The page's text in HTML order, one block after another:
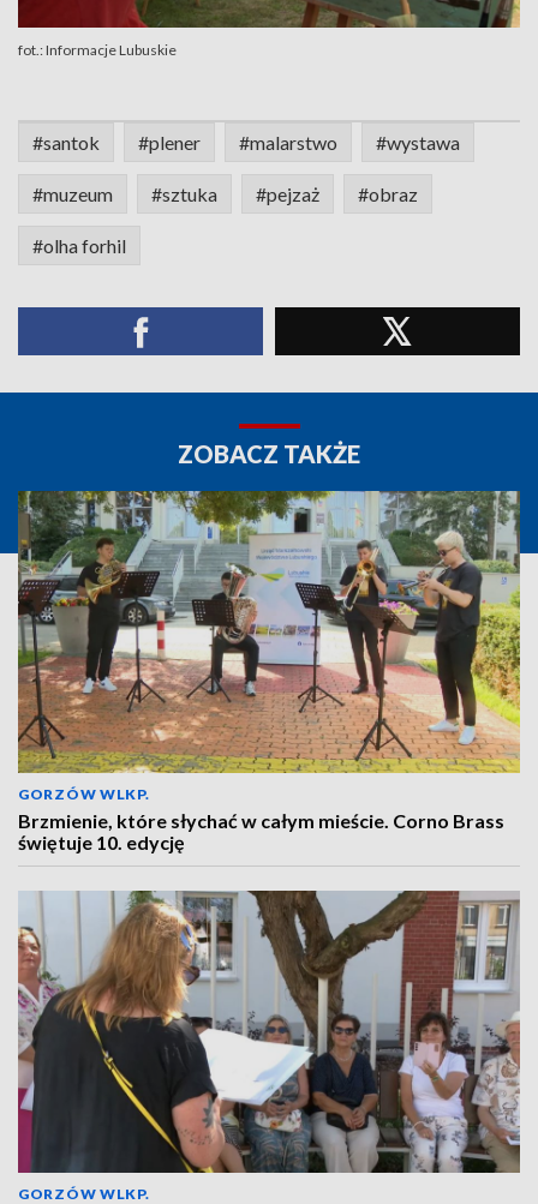
fot.: Informacje Lubuskie
#santok #plener #malarstwo #wystawa
#muzeum #sztuka #pejzaż #obraz
#olha forhil
ZOBACZ TAKŻE
GORZÓW WLKP.
Brzmienie, które słychać w całym mieście. Corno Brass
świętuje 10. edycję
GORZÓW WLKP.